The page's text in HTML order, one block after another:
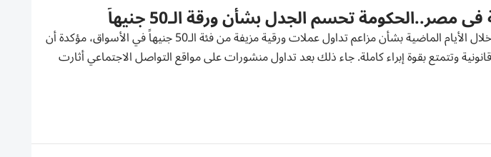
مصر..الحكومة تحسم الجدل بشأن ورقة الـ50 جنيهاً
حسمت الحكومة المصرية الجدل المثار خلال الأيام الماضية بشأن مزاعم تداول عملات ورقية مزيفة من فئة الـ50 جنيهاً في الأسواق، مؤكدة أن
وتتمتع بقوة إبراء كاملة. جاء ذلك بعد تداول منشورات على مواقع التواصل الاجتماعي أثارت